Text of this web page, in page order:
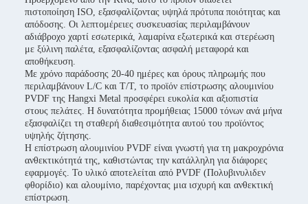
πιστοποίηση ISO, εξασφαλίζοντας υψηλά πρότυπα ποιότητας και
απόδοσης. Οι λεπτομέρειες συσκευασίας περιλαμβάνουν
αδιάβροχο χαρτί εσωτερικά, λαμαρίνα εξωτερικά και στερέωση
με ξύλινη παλέτα, εξασφαλίζοντας ασφαλή μεταφορά και
αποθήκευση.
Με χρόνο παράδοσης 20-40 ημέρες και όρους πληρωμής που
περιλαμβάνουν L/C και T/T, το προϊόν επίστρωσης αλουμινίου
PVDF της Hangxi Metal προσφέρει ευκολία και αξιοπιστία
στους πελάτες. Η δυνατότητα προμήθειας 15000 τόνων ανά μήνα
εξασφαλίζει τη σταθερή διαθεσιμότητα αυτού του προϊόντος
υψηλής ζήτησης.
Η επίστρωση αλουμινίου PVDF είναι γνωστή για τη μακροχρόνια
ανθεκτικότητά της, καθιστώντας την κατάλληλη για διάφορες
εφαρμογές. Το υλικό αποτελείται από PVDF (Πολυβινυλιδεν
φθορίδιο) και αλουμίνιο, παρέχοντας μια ισχυρή και ανθεκτική
επίστρωση.